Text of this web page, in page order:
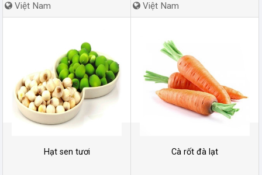
Việt Nam Việt Nam
Hạt sen tươi Cà rốt đà lạt